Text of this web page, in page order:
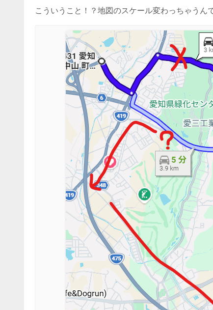
こういうこと！？地図のスケール変わっちゃうん